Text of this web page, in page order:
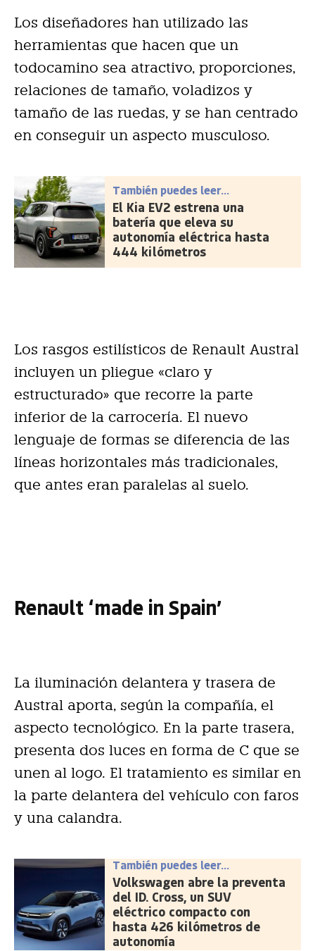
Los diseñadores han utilizado las
herramientas que hacen que un
todocamino sea atractivo, proporciones,
relaciones de tamaño, voladizos y
tamaño de las ruedas, y se han centrado
en conseguir un aspecto musculoso.
También puedes leer...
El Kia EV2 estrena una
batería que eleva su
autonomía eléctrica hasta
444 kilómetros
Los rasgos estilísticos de Renault Austral
incluyen un pliegue «claro y
estructurado» que recorre la parte
inferior de la carrocería. El nuevo
lenguaje de formas se diferencia de las
líneas horizontales más tradicionales,
que antes eran paralelas al suelo.
Renault ‘made in Spain’
La iluminación delantera y trasera de
Austral aporta, según la compañía, el
aspecto tecnológico. En la parte trasera,
presenta dos luces en forma de C que se
unen al logo. El tratamiento es similar en
la parte delantera del vehículo con faros
y una calandra.
También puedes leer...
Volkswagen abre la preventa
del ID. Cross, un SUV
eléctrico compacto con
hasta 426 kilómetros de
autonomía